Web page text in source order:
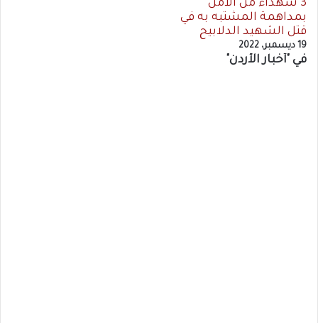
3 شهداء من الأمن
بمداهمة المشتبه به في
قتل الشهيد الدلابيح
19 ديسمبر، 2022
في "أخبار الأردن"